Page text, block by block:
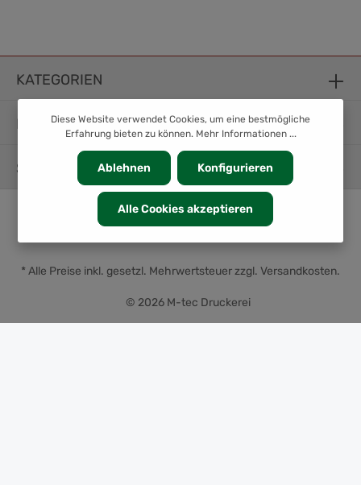
KATEGORIEN
INFORMATION
SERVICE
© 2026 M-tec Druckerei
* Alle Preise inkl. gesetzl. Mehrwertsteuer zzgl. Versandkosten.
Diese Website verwendet Cookies, um eine bestmögliche
Erfahrung bieten zu können. Mehr Informationen ...
Ablehnen Konfigurieren
Alle Cookies akzeptieren